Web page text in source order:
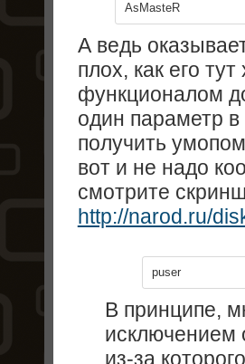
AsMasteR
А ведь
плох, как его
функционалом
один параметр
получить
вот и не надо
смотрите
http://narod.ru/
puser
В принципе,
исключением
из-за